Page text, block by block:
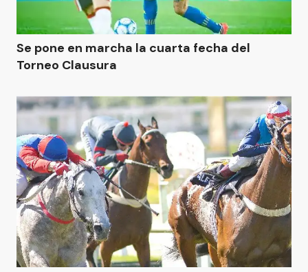
Se pone en marcha la cuarta fecha del
Torneo Clausura